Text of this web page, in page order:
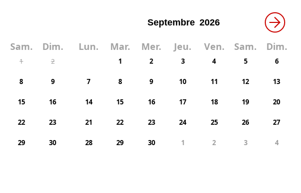
→
Sam. Dim.
1 2
8 9
15 16
22 23
29 30
Lun. Mar. Mer. Jeu. Ven. Sam. Dim.
1 2 3 4 5 6
7 8 9 10 11 12 13
14 15 16 17 18 19 20
21 22 23 24 25 26 27
28 29 30 1 2 3 4